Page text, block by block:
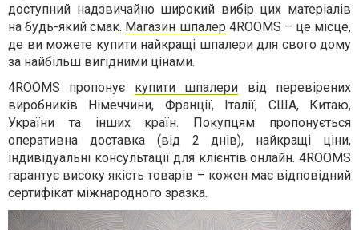
доступний надзвичайно широкий вибір цих матеріалів
на будь-який смак. Магазин шпалер 4ROOMS – це місце,
де ви можете купити найкращі шпалери для свого дому
за найбільш вигідними цінами.
4ROOMS пропонує купити шпалери від перевірених
виробників Німеччини, Франції, Італії, США, Китаю,
України та інших країн. Покупцям пропонується
оперативна доставка (від 2 днів), найкращі ціни,
індивідуальні консультації для клієнтів онлайн. 4ROOMS
гарантує високу якість товарів – кожен має відповідний
сертифікат міжнародного зразка.